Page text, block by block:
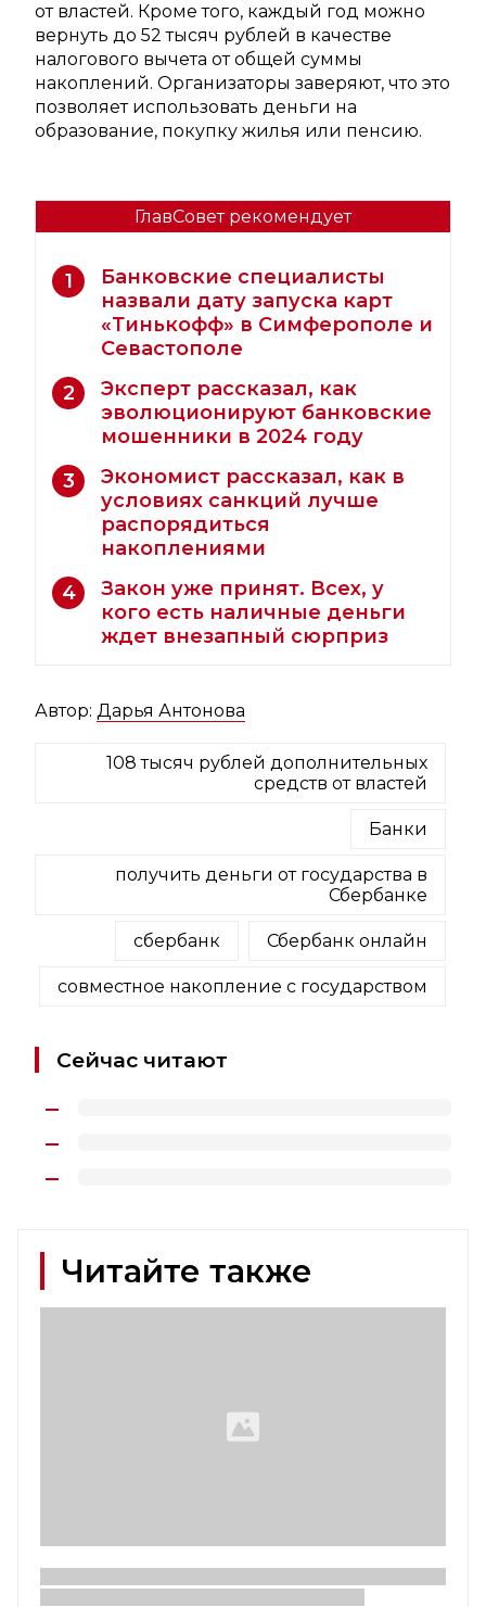
от властей. Кроме того, каждый год можно
вернуть до 52 тысяч рублей в качестве
налогового вычета от общей суммы
накоплений. Организаторы заверяют, что это
позволяет использовать деньги на
образование, покупку жилья или пенсию.
ГлавСовет рекомендует
1
Банковские специалисты
назвали дату запуска карт
«Тинькофф» в Симферополе и
Севастополе
2
Эксперт рассказал, как
эволюционируют банковские
мошенники в 2024 году
3
Экономист рассказал, как в
условиях санкций лучше
распорядиться
накоплениями
4
Закон уже принят. Всех, у
кого есть наличные деньги
ждет внезапный сюрприз
Автор: Дарья Антонова
108 тысяч рублей дополнительных
средств от властей
Банки
получить деньги от государства в
Сбербанке
сбербанк Сбербанк онлайн
совместное накопление с государством
Сейчас читают
Читайте также